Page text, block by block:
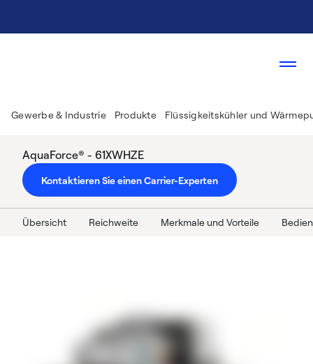
Gewerbe & Industrie Produkte Flüssigkeitskühler und
AquaForce® - 61XWHZE
Kontaktieren Sie einen Carrier-Experten
Übersicht Reichweite Merkmale und Vorteile